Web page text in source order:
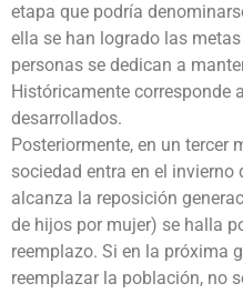
etapa que podría
ella se han logrado las
personas se dedican a
Históricamente corresponde
desarrollados.
Posteriormente, en un tercer
sociedad entra en el
alcanza la reposición
de hijos por mujer) se halla
reemplazo. Si en la próxima
reemplazar la población, no